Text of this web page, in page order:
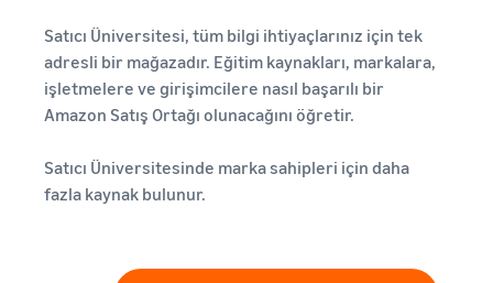
Satıcı Üniversitesi, tüm bilgi ihtiyaçlarınız için tek
adresli bir mağazadır. Eğitim kaynakları, markalara,
işletmelere ve girişimcilere nasıl başarılı bir
Amazon Satış Ortağı olunacağını öğretir.
Satıcı Üniversitesinde marka sahipleri için daha
fazla kaynak bulunur.